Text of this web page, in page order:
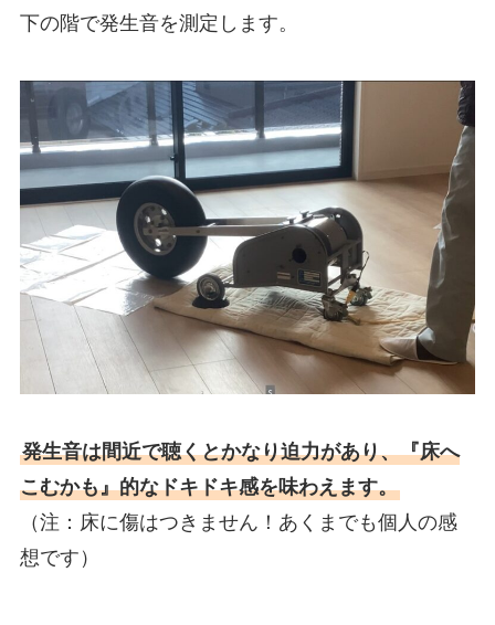
下の階で発生音を測定します。
発生音は間近で聴くとかなり迫力があり、『床へ
こむかも』的なドキドキ感を味わえます。
（注：床に傷はつきません！あくまでも個人の感
想です）